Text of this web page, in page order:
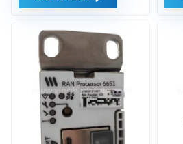
(GSM/WCDMA/LTE/NR) mit
5 Gbit/s/1 Gbit/s Durchsatz,
dualer -48V DC-
Stromversorgung und 4
QSFP28 + 1 RJ45-
Schnittstellen unterstützt
und sich ideal für den
Einsatz im 4G/5G-Mixed-
Mode eignet. Großer